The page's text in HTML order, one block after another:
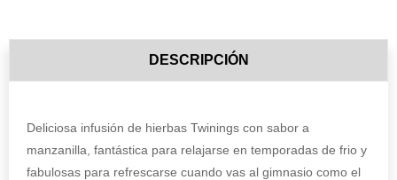
DESCRIPCIÓN
Deliciosa infusión de hierbas Twinings con sabor a
manzanilla, fantástica para relajarse en temporadas de frio y
fabulosas para refrescarse cuando vas al gimnasio como el